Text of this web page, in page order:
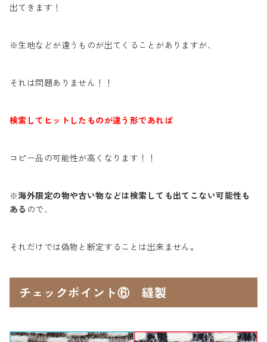
出てきます！
※生地などが違うものが出てくることがありますが、
それは問題ありません！！
検索してヒットしたものが違う形であれば
コピー品の可能性が高くなります！！
※海外限定の物や古い物などは検索しても出てこない可能性も
ある ので、
それだけでは偽物と断定することは出来ません。
チェックポイント⑥ 縫製